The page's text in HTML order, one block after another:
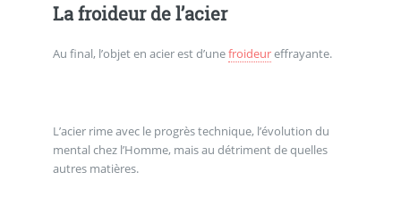
La froideur de l’acier
Au final, l’objet en acier est d’unefroideureffrayante.
L’acier rime avec le progrès technique, l’évolution du
mental chez l’Homme, mais au détriment de quelles
autres matières.